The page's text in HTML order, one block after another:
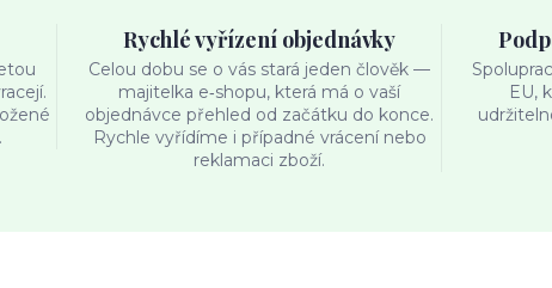
Rychlé vyřízení objednávky
Celou dobu se o vás stará jeden člověk —
majitelka e‑shopu, která má o vaší
objednávce přehled od začátku do konce.
Rychle vyřídíme i případné vrácení nebo
reklamaci zboží.
EU,